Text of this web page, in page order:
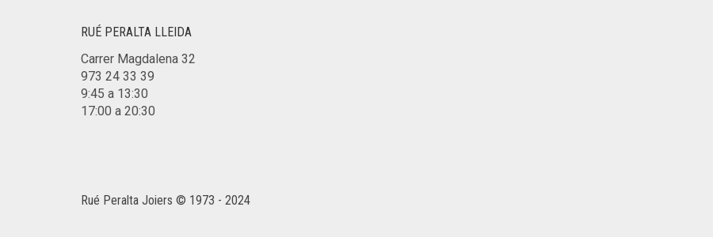
RUÉ PERALTA LLEIDA
Carrer Magdalena 32
973 24 33 39
9:45 a 13:30
17:00 a 20:30
Rué Peralta Joiers © 1973 - 2024